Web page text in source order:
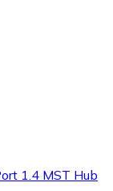
1.4 MST Hub